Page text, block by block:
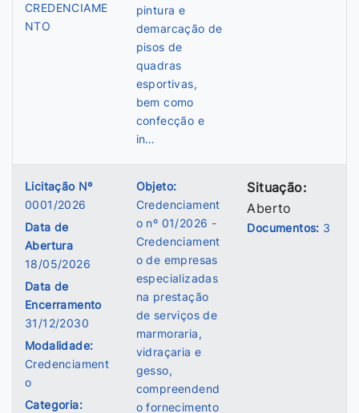
CREDENCIAME
NTO
pintura e
demarcação de
pisos de
quadras
esportivas,
bem como
confecção e
in…
Licitação Nº
0001/2026
Data de
Abertura
18/05/2026
Data de
Encerramento
31/12/2030
Modalidade:
Credenciament
o
Categoria:
Objeto:
Credenciament
o nº 01/2026 -
Credenciament
o de empresas
especializadas
na prestação
de serviços de
marmoraria,
vidraçaria e
gesso,
compreendend
o fornecimento
Situação:
Aberto
Documentos: 3